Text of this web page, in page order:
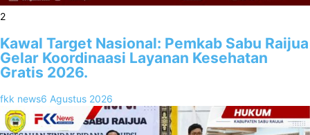
2
Kawal Target Nasional: Pemkab Sabu Raijua
Gelar Koordinaasi Layanan Kesehatan
Gratis 2026.
fkk news6 Agustus 2026